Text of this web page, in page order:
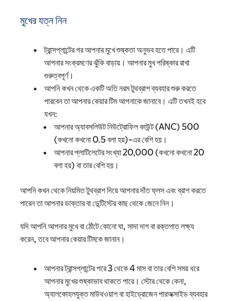
মুখের যত্ন নিন
ট্রান্সপ্লান্টের পর আপনার মুখে শুষ্কতা অনুভব হতে পারে। এটি
আপনার সংক্রমণের ঝুঁকি বাড়ায়। আপনার মুখ পরিষ্কার রাখা
গুরুত্বপূর্ণ।
আপনি কখন থেকে একটি অতি নরম টুথব্রাশ ব্যবহার শুরু করতে
পারবেন তা আপনার কেয়ার টিম আপনাকে জানাবে। এটি তখনই হবে
যখন:
আপনার অ্যাবসলিউট নিউট্রোফিল কাউন্ট (ANC) 500
(কখনো কখনো 0.5 বলা হয়)-এর বেশি হয়।
আপনার প্লাটিলেটের সংখ্যা 20,000 (কখনো কখনো 20
বলা হয়) বা তার বেশি হয়।
আপনি কখন থেকে নিয়মিত টুথব্রাশ দিয়ে আপনার দাঁত ফ্লস এবং ব্রাশ করতে
পারেন তা আপনার ডাক্তার বা ডেন্টিস্টের কাছ থেকে জেনে নিন।
যদি আপনি আপনার মুখে বা ঠোঁটে কোনো ঘা, সাদা দাগ বা রক্তপাত লক্ষ্য
করেন, তবে আপনার কেয়ার টিমকে জানান।
আপনার ট্রান্সপ্লান্টের পরে 3 থেকে 4 মাস বা তার বেশি সময় ধরে
আপনার মুখের শুষ্কাভাব থাকতে পারে। স্টোর থেকে কেনা,
অ্যালকোহলযুক্ত মাউথওয়াশ বা হাইড্রোজেন পারঅক্সাইড ব্যবহার